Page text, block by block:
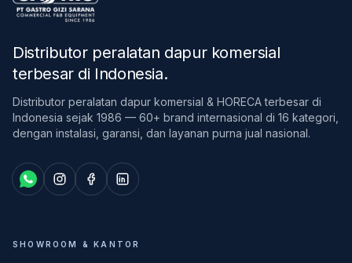
Distributor peralatan dapur komersial
terbesar di Indonesia.
Distributor peralatan dapur komersial & HORECA terbesar di
Indonesia sejak 1986 — 60+ brand internasional di 16 kategori,
dengan instalasi, garansi, dan layanan purna jual nasional.
SHOWROOM & KANTOR